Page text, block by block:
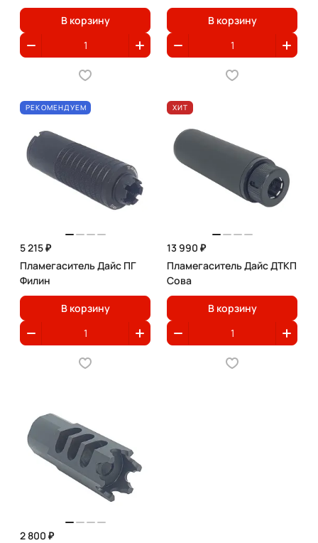
В корзину В корзину
РЕКОМЕНДУЕМ
5 215 ₽
Пламегаситель Дайс ПГ
Филин
В корзину
ХИТ
13 990 ₽
Пламегаситель Дайс ДТКП
Сова
В корзину
2 800 ₽